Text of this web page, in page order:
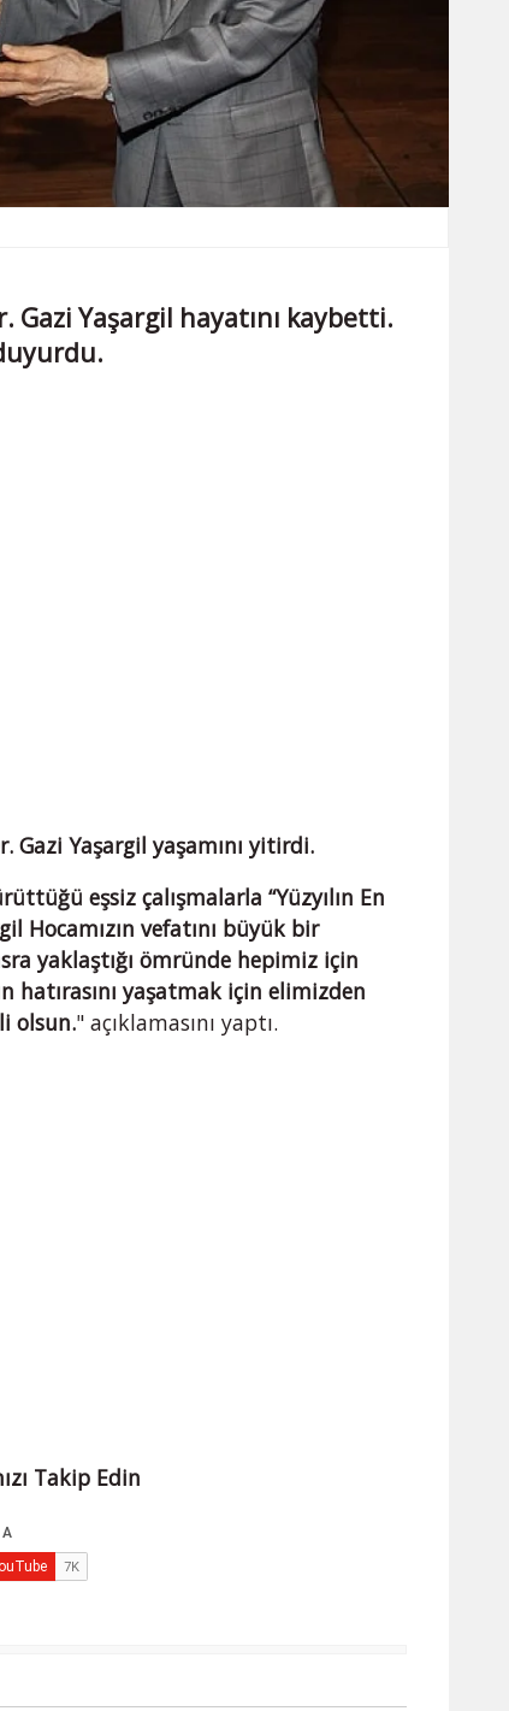
Gazi Yaşargil hayatını kaybetti.
Gazi Yaşargil yaşamını yitirdi.
eşsiz çalışmalarla “Yüzyılın En
Hocamızın vefatını büyük bir
yaklaştığı ömründe hepimiz için
hatırasını yaşatmak için elimizden
olsun." açıklamasını yaptı.
Takip Edin